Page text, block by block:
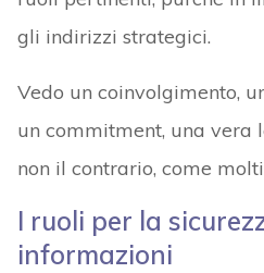
gli indirizzi strategici.
Vedo un coinvolgimento,
un commitment, una vera
non il contrario, come
I ruoli per la
informazioni